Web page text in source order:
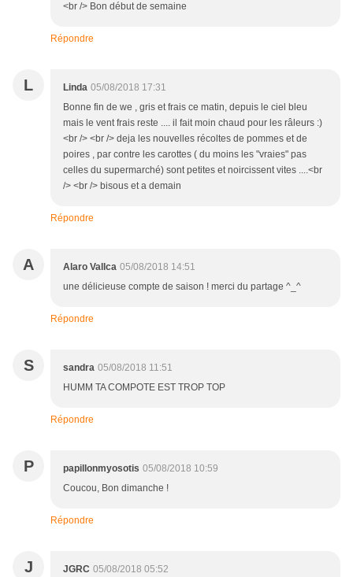
<br /> Bon début de semaine
Répondre
L Linda 05/08/2018 17:31
Bonne fin de we , gris et frais ce matin, depuis le ciel bleu
mais le vent frais reste .... il fait moin chaud pour les râleurs :)
<br /> <br /> deja les nouvelles récoltes de pommes et de
poires , par contre les carottes ( du moins les "vraies" pas
celles du supermarché) sont petites et noircissent vites ....<br
/> <br /> bisous et a demain
Répondre
A Alaro Vallca 05/08/2018 14:51
une délicieuse compte de saison ! merci du partage ^_^
Répondre
S sandra 05/08/2018 11:51
HUMM TA COMPOTE EST TROP TOP
Répondre
P papillonmyosotis 05/08/2018 10:59
Coucou, Bon dimanche !
Répondre
J JGRC 05/08/2018 05:52